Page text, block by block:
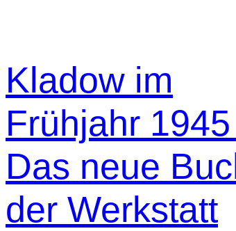
Kladow im
Frühjahr 1945
Das neue
der Werkstatt